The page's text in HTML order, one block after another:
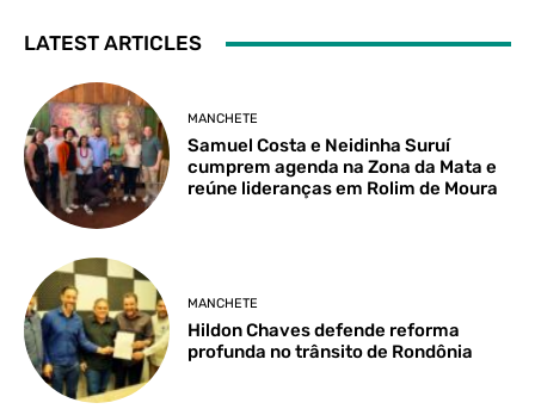
LATEST ARTICLES
MANCHETE
Samuel Costa e Neidinha Suruí
cumprem agenda na Zona da Mata e
reúne lideranças em Rolim de Moura
MANCHETE
Hildon Chaves defende reforma
profunda no trânsito de Rondônia